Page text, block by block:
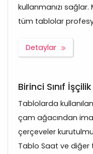
kullanmanızı
tüm tablolar
Detaylar
Birinci Sınıf İşçilik
Tablolarda
çam ağacından
çerçeveler
Tablo Saat ve